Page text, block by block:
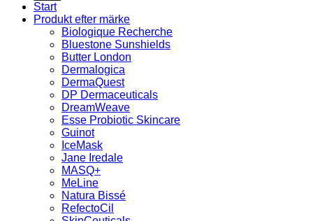
Start
Produkt efter märke
Biologique Recherche
Bluestone Sunshields
Butter London
Dermalogica
DermaQuest
DP Dermaceuticals
DreamWeave
Esse Probiotic Skincare
Guinot
IceMask
Jane Iredale
MASQ+
MeLine
Natura Bissé
RefectoCil